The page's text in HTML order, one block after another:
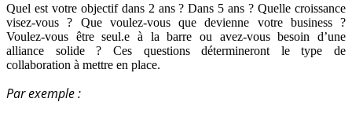
Quel est votre objectif dans 2 ans ? Dans 5 ans ? Quelle croissance
visez-vous ? Que voulez-vous que devienne votre business ?
Voulez-vous être seul.e à la barre ou avez-vous besoin d’une
alliance solide ? Ces questions détermineront le type de
collaboration à mettre en place.
Par exemple :